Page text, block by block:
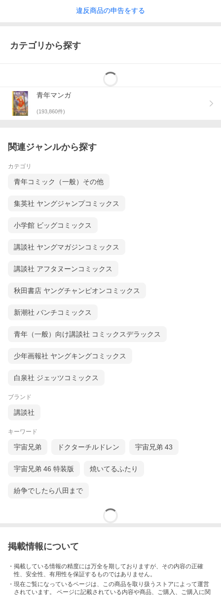
違反商品の申告をする
カテゴリから探す
青年マンガ
(193,860件)
関連ジャンルから探す
カテゴリ
青年コミック（一般）その他
集英社 ヤングジャンプコミックス
小学館 ビッグコミックス
講談社 ヤングマガジンコミックス
講談社 アフタヌーンコミックス
秋田書店 ヤングチャンピオンコミックス
新潮社 バンチコミックス
青年（一般）向け講談社 コミックスデラックス
少年画報社 ヤングキングコミックス
白泉社 ジェッツコミックス
ブランド
講談社
キーワード
宇宙兄弟 ドクターチルドレン 宇宙兄弟 43
宇宙兄弟 46 特装版 焼いてるふたり
紛争でしたら八田まで
掲載情報について
・掲載している情報の精度には万全を期しておりますが、その内容の正確
性、安全性、有用性を保証するものではありません。
・現在ご覧になっているページは、この商品を取り扱うストアによって運営
されています。 ページに記載されている内容や商品、ご購入 、ご購入に関